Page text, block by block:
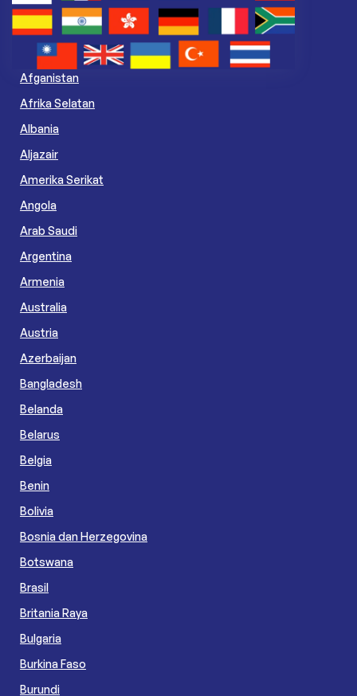
Afganistan
Afrika Selatan
Albania
Aljazair
Amerika Serikat
Angola
Arab Saudi
Argentina
Armenia
Australia
Austria
Azerbaijan
Bangladesh
Belanda
Belarus
Belgia
Benin
Bolivia
Bosnia dan Herzegovina
Botswana
Brasil
Britania Raya
Bulgaria
Burkina Faso
Burundi